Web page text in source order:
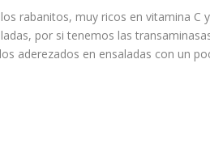
rabanitos, muy ricos en vitamina
por si tenemos las
aderezados en ensaladas con un